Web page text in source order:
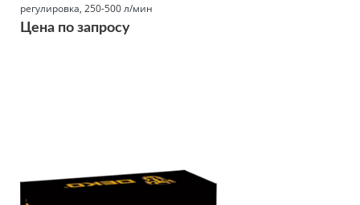
регулировка, 250-500 л/мин
Цена по запросу